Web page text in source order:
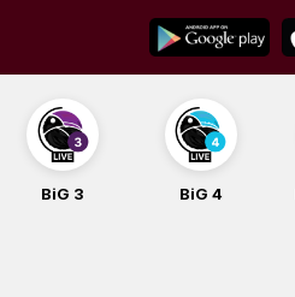
content
BiG 3 BiG 4